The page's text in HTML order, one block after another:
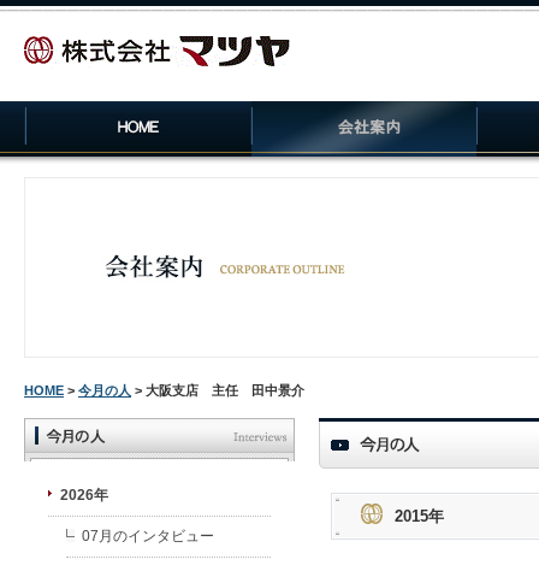
HOME > 今月の人 > 大阪支店 主任 田中景介
2015年
2026年
07月のインタビュー